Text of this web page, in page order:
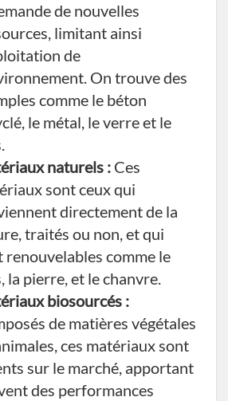
de nouvelles
limitant ainsi
de
On trouve des
comme le béton
le métal, le verre et le
naturels : Ces
sont ceux qui
directement de la
traités ou non, et qui
renouvelables comme le
la pierre, et le chanvre.
biosourcés :
de matières végétales
ces matériaux sont
sur le marché, apportant
des performances